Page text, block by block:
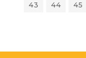
43 44 45